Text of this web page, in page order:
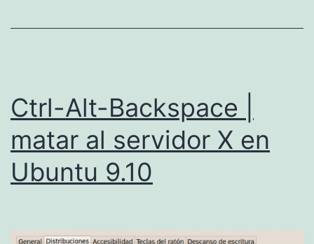
Ctrl-Alt-Backspace |
matar al servidor X en
Ubuntu 9.10